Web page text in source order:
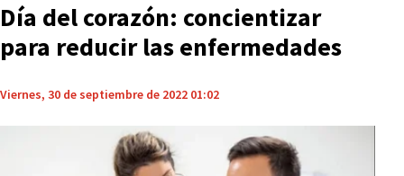
Día del corazón: concientizar
para reducir las enfermedades
Viernes, 30 de septiembre de 2022 01:02